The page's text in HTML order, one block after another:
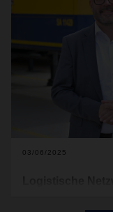
03/06/2025